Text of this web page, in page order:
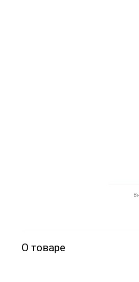
О товаре